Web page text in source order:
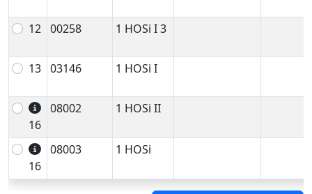
12 00258 1 HOSi I 3
13 03146 1 HOSi I
16
08002 1 HOSi II
16
08003 1 HOSi